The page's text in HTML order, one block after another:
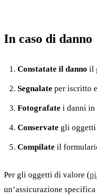
In caso di danno
Constatate il danno il
Segnalate per iscritto
Fotografate i danni in
Conservate gli
Compilate il
Per gli oggetti di valore (
un’assicurazione